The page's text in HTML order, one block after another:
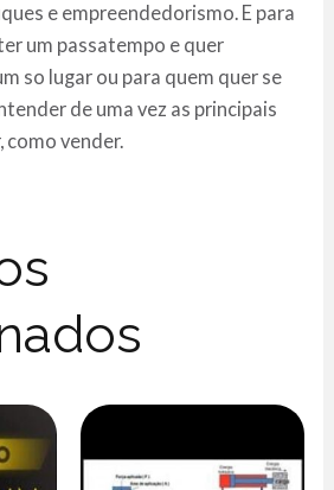
e empreendedorismo. E para
um passatempo e quer
so lugar ou para quem quer se
de uma vez as principais
como vender.